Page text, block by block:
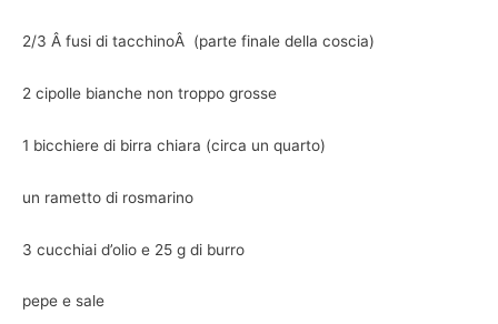
2/3 Â fusi di tacchinoÂ (parte finale della coscia)
2 cipolle bianche non troppo grosse
1 bicchiere di birra chiara (circa un quarto)
un rametto di rosmarino
3 cucchiai d’olio e 25 g di burro
pepe e sale